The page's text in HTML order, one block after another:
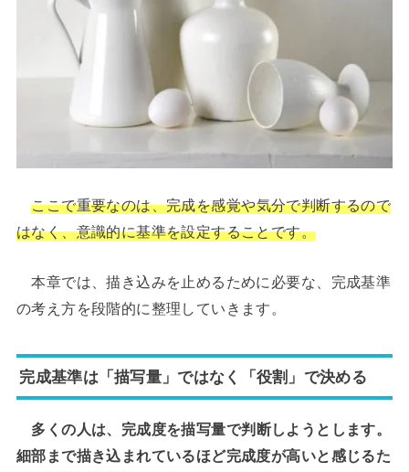
ここで重要なのは、完成を感覚や気分で判断するので
はなく、意識的に基準を設定することです。
本章では、描き込みを止めるために必要な、完成基準
の考え方を段階的に整理していきます。
完成基準は「描写量」ではなく「役割」で決める
多くの人は、完成度を描写量で判断しようとします。
細部まで描き込まれているほど完成度が高いと感じるた